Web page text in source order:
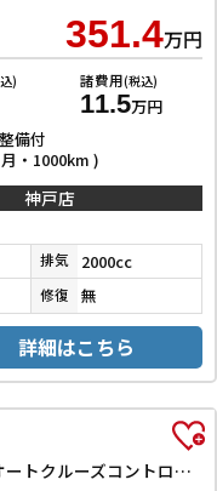
351.4万円
) 諸費用(税込)
11.5万円
備付
・1000km )
神戸店
排気 2000cc
修復 無
詳細はこちら
ハイブリッドG クリアランスソナー オートクルーズコントロール レーンアシスト 衝突被害軽減システム オートライト スマートキー アイドリングストップ 電動格納ミラー シートヒーター CVT ESC エアコン